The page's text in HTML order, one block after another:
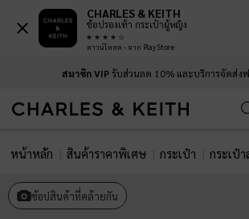
สมาชิก VIPรับส่วนลด 10% และบริการจัดส่ง
หน้าหลัก สินค้าราคาพิเศษ กระเป๋า กระเป๋
ช้อปสินค้าที่คล้ายกัน
CHARLES & KEITH
ช้อปรองเท้า กระเป๋าผู้หญิง
ดาวน์โหลด - จาก Play Store